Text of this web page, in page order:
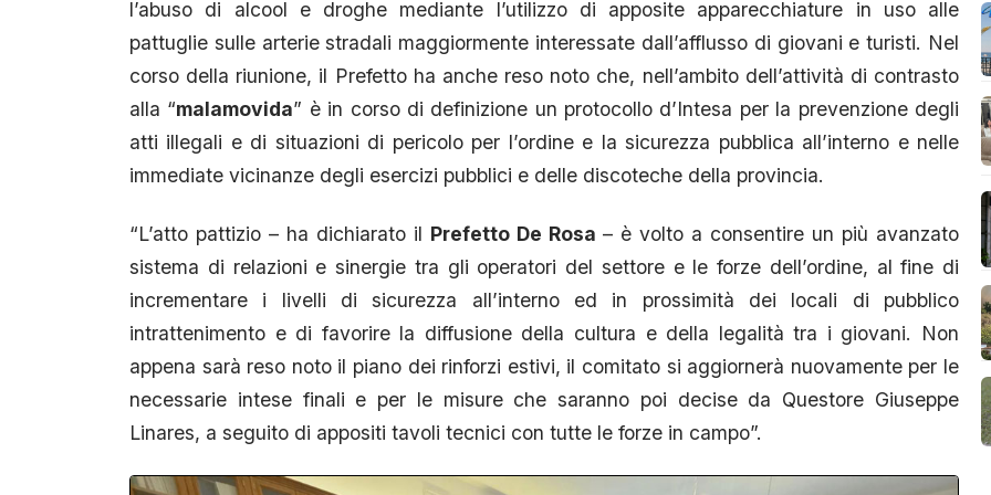
l’abuso di alcool e droghe mediante l’utilizzo di apposite apparecchiature in uso alle
pattuglie sulle arterie stradali maggiormente interessate dall’afflusso di giovani e turisti. Nel
corso della riunione, il Prefetto ha anche reso noto che, nell’ambito dell’attività di contrasto
alla “malamovida” è in corso di definizione un protocollo d’Intesa per la prevenzione degli
atti illegali e di situazioni di pericolo per l’ordine e la sicurezza pubblica all’interno e nelle
immediate vicinanze degli esercizi pubblici e delle discoteche della provincia.
“L’atto pattizio – ha dichiarato il Prefetto De Rosa – è volto a consentire un più avanzato
sistema di relazioni e sinergie tra gli operatori del settore e le forze dell’ordine, al fine di
incrementare i livelli di sicurezza all’interno ed in prossimità dei locali di pubblico
intrattenimento e di favorire la diffusione della cultura e della legalità tra i giovani. Non
appena sarà reso noto il piano dei rinforzi estivi, il comitato si aggiornerà nuovamente per le
necessarie intese finali e per le misure che saranno poi decise da Questore Giuseppe
Linares, a seguito di appositi tavoli tecnici con tutte le forze in campo”.